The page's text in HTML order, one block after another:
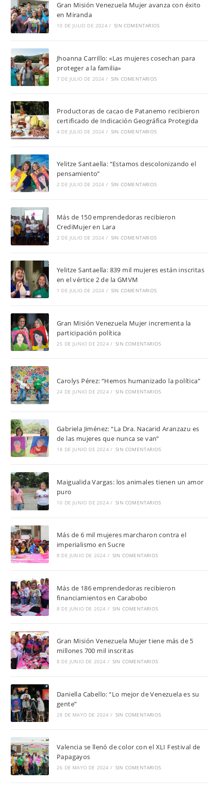
Gran Misión Venezuela Mujer avanza con éxito
en Miranda
10 DE JULIO DE 2024 / SIN COMENTARIOS
Jhoanna Carrillo: «Las mujeres cosechan para
proteger a la familia»
7 DE JULIO DE 2024 / SIN COMENTARIOS
Productoras de cacao de Patanemo recibieron
certificado de Indicación Geográfica Protegida
4 DE JULIO DE 2024 / SIN COMENTARIOS
Yelitze Santaella: “Estamos descolonizando el
pensamiento”
2 DE JULIO DE 2024 / SIN COMENTARIOS
Más de 150 emprendedoras recibieron
CrediMujer en Lara
2 DE JULIO DE 2024 / SIN COMENTARIOS
Yelitze Santaella: 839 mil mujeres están inscritas
en el vértice 2 de la GMVM
1 DE JULIO DE 2024 / SIN COMENTARIOS
Gran Misión Venezuela Mujer incrementa la
participación política
25 DE JUNIO DE 2024 / SIN COMENTARIOS
Carolys Pérez: “Hemos humanizado la política”
24 DE JUNIO DE 2024 / SIN COMENTARIOS
Gabriela Jiménez: “La Dra. Nacarid Aranzazu es
de las mujeres que nunca se van”
18 DE JUNIO DE 2024 / SIN COMENTARIOS
Maigualida Vargas: los animales tienen un amor
puro
10 DE JUNIO DE 2024 / SIN COMENTARIOS
Más de 6 mil mujeres marcharon contra el
imperialismo en Sucre
8 DE JUNIO DE 2024 / SIN COMENTARIOS
Más de 186 emprendedoras recibieron
financiamientos en Carabobo
8 DE JUNIO DE 2024 / SIN COMENTARIOS
Gran Misión Venezuela Mujer tiene más de 5
millones 700 mil inscritas
8 DE JUNIO DE 2024 / SIN COMENTARIOS
Daniella Cabello: “Lo mejor de Venezuela es su
gente”
28 DE MAYO DE 2024 / SIN COMENTARIOS
Valencia se llenó de color con el XLI Festival de
Papagayos
26 DE MAYO DE 2024 / SIN COMENTARIOS